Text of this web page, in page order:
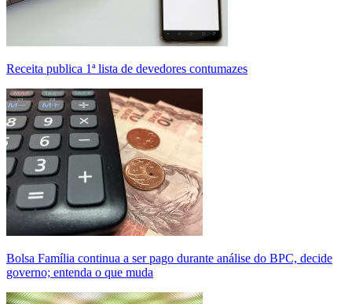
Receita publica 1ª lista de devedores contumazes
Bolsa Família continua a ser pago durante análise do BPC, decide
governo; entenda o que muda